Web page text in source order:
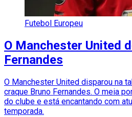
Futebol Europeu
O Manchester United
Fernandes
O Manchester United disparou na
craque Bruno Fernandes. O meia
do clube e está encantando com
temporada.